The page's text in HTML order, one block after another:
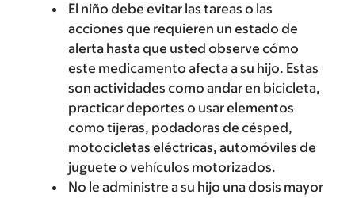
El niño debe evitar las tareas o las
acciones que requieren un estado de
alerta hasta que usted observe cómo
este medicamento afecta a su hijo. Estas
son actividades como andar en bicicleta,
practicar deportes o usar elementos
como tijeras, podadoras de césped,
motocicletas eléctricas, automóviles de
juguete o vehículos motorizados.
No le administre a su hijo una dosis mayor